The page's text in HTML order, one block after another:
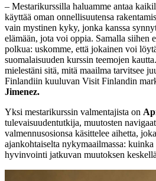
– Mestarikurssilla haluamme antaa
käyttää oman onnellisuutensa
vain mystinen kyky, jonka kanssa
elämään, jota voi oppia. Samalla siihen
polkua: uskomme, että jokainen voi
suomalaisuuden kurssin teemojen
mielestäni sitä, mitä maailma tarvitsee
Finlandiin kuuluvan Visit Finlandin
Jimenez.
Yksi mestarikurssin valmentajista on
tulevaisuudentutkija, muutosten
valmennusosionsa käsittelee aihetta,
ajankohtaiselta nykymaailmassa: kuinka
hyvinvointi jatkuvan muutoksen